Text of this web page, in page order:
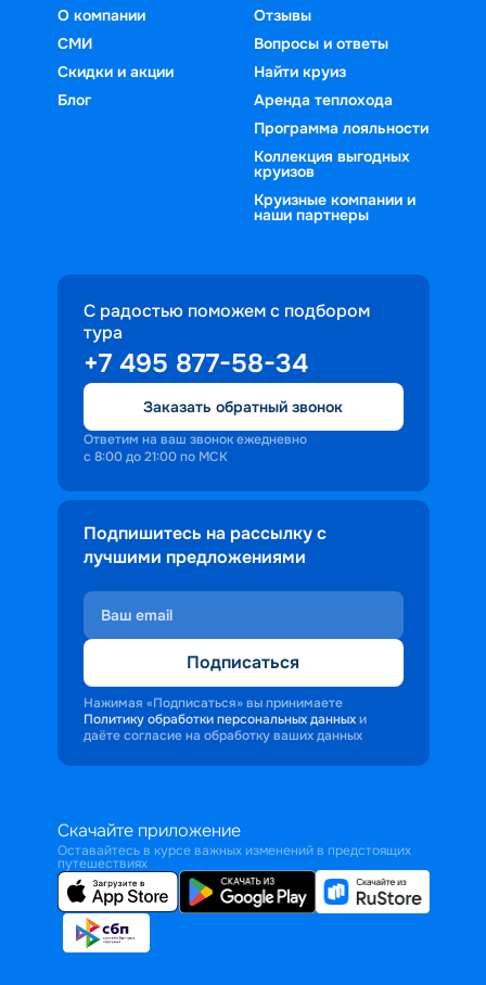
О компании
СМИ
Скидки и акции
Блог
Отзывы
Вопросы и ответы
Найти круиз
Аренда теплохода
Программа лояльности
Коллекция выгодных
круизов
Круизные компании и
наши партнеры
С радостью поможем с подбором
тура
+7 495 877-58-34
Заказать обратный звонок
Ответим на ваш звонок ежедневно
с 8:00 до 21:00 по МСК
Подпишитесь на рассылку с
лучшими предложениями
Подписаться
Нажимая «Подписаться» вы принимаете
Политику обработки персональных данных и
даёте согласие на обработку ваших данных
Скачайте приложение
Оставайтесь в курсе важных изменений в предстоящих
путешествиях